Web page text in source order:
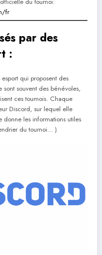
fr
par des
:
qui proposent des
souvent des bénévoles,
ces tournois. Chaque
Discord, sur lequel elle
donne les informations utiles
du tournoi… )